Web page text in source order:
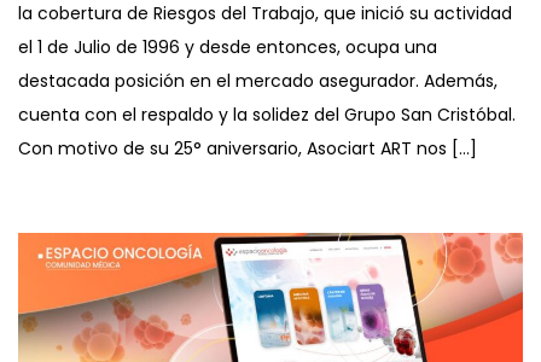
la cobertura de Riesgos del Trabajo, que inició su actividad
el 1 de Julio de 1996 y desde entonces, ocupa una
destacada posición en el mercado asegurador. Además,
cuenta con el respaldo y la solidez del Grupo San Cristóbal.
Con motivo de su 25° aniversario, Asociart ART nos […]